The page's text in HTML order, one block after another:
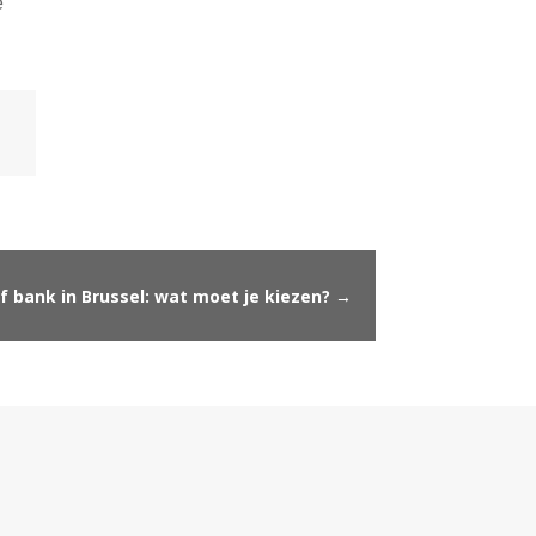
bank in Brussel: wat moet je kiezen? →